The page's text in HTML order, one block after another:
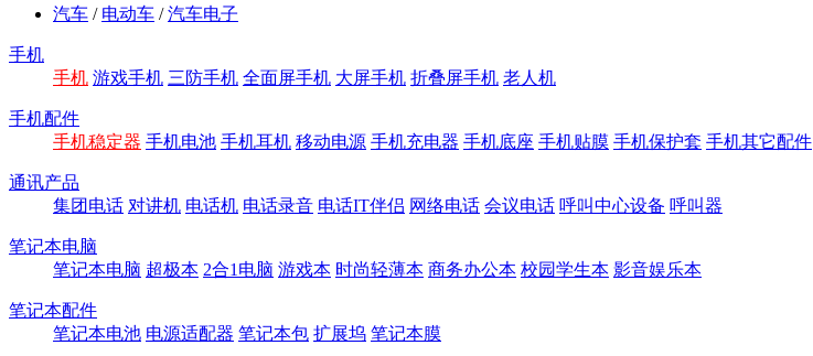
汽车 / 电动车 /汽车电子
手机
手机 游戏手机 三防手机 全面屏手机 大屏手机 折叠屏手机 老人机
手机配件
手机稳定器 手机电池 手机耳机 移动电源 手机充电器 手机底座 手机贴膜 手机保护套 手机其它配件
通讯产品
集团电话 对讲机 电话机 电话录音 电话IT伴侣 网络电话 会议电话 呼叫中心设备 呼叫器
笔记本电脑
笔记本电脑 超极本 2合1电脑 游戏本 时尚轻薄本 商务办公本 校园学生本 影音娱乐本
笔记本配件
笔记本电池 电源适配器 笔记本包 扩展坞 笔记本膜